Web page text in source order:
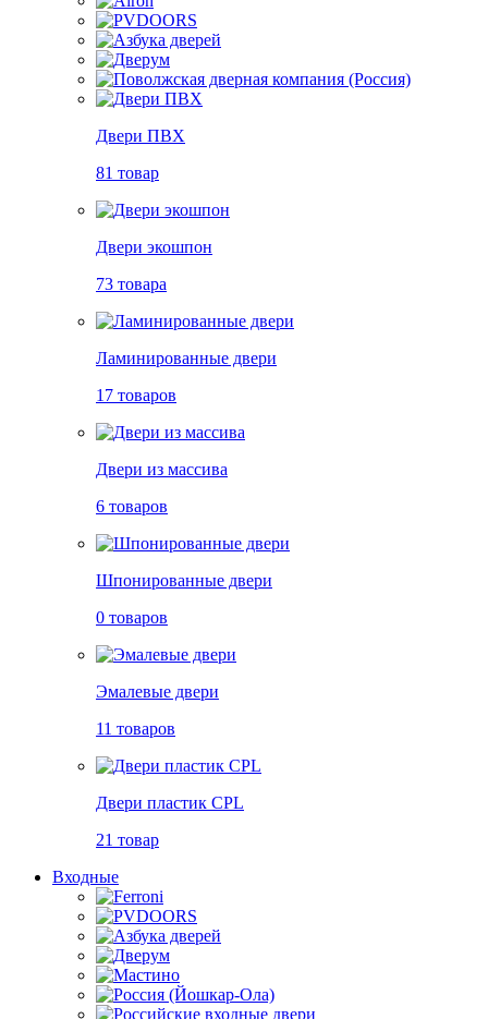
Двери ПВХ
81 товар
Двери экошпон
73 товара
Ламинированные двери
17 товаров
Двери из массива
6 товаров
Шпонированные двери
0 товаров
Эмалевые двери
11 товаров
Двери пластик CPL
21 товар
Входные